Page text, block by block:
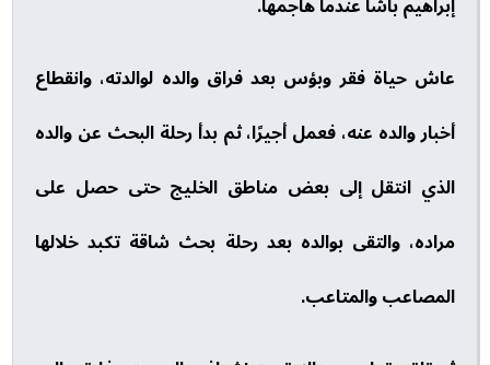
عاش حياة فقر وبؤس بعد فراق والده لوالدته، وانقطاع
أخبار والده عنه، فعمل أجيرًا، ثم بدأ رحلة البحث عن والده
الذي انتقل إلى بعض مناطق الخليج حتى حصل على
مراده، والتقى بوالده بعد رحلة بحث شاقة تكبد خلالها
المصاعب والمتاعب.